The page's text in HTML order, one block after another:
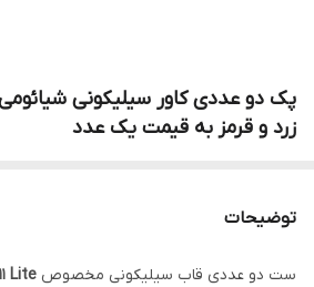
زرد و قرمز به قیمت یک عدد
توضیحات
ست دو عددی قاب سیلیکونی مخصوص Lite